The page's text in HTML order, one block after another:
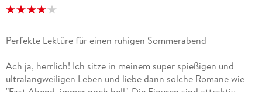
Perfekte Lektüre für einen ruhigen Sommerabend
Ach ja, herrlich! Ich sitze in meinem super spießigen und
ultralangweiligen Leben und liebe dann solche Romane wie
"Fast Abend, immer noch hell". Die Figuren sind attraktiv,